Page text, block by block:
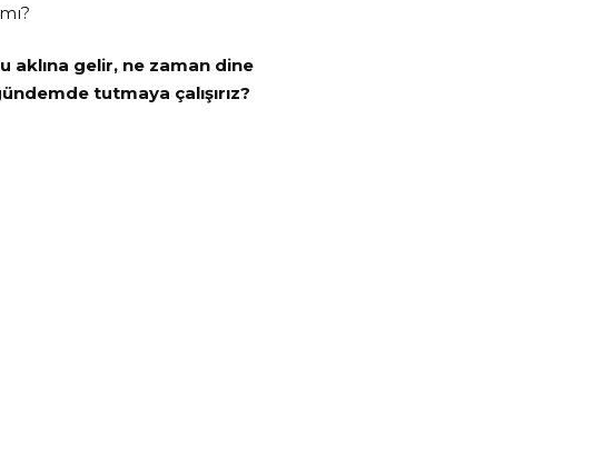
aklına gelir, ne zaman dine
tutmaya çalışırız?